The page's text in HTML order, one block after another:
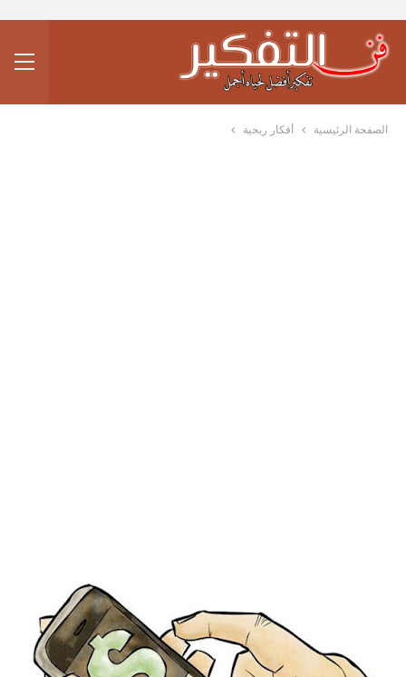
الصفحة الرئيسية أفكار ربحية